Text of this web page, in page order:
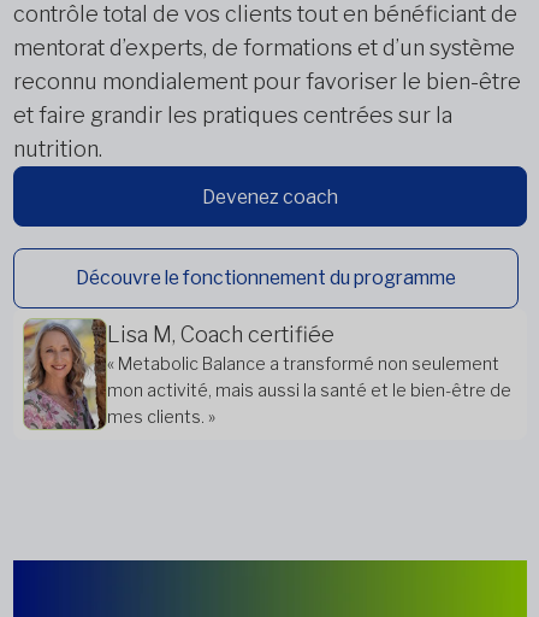
contrôle total de vos clients tout en bénéficiant de
mentorat d’experts, de formations et d’un système
reconnu mondialement pour favoriser le bien-être
et faire grandir les pratiques centrées sur la
nutrition.
Devenez coach
Découvre le fonctionnement du programme
Lisa M, Coach certifiée
« Metabolic Balance a transformé non seulement
mon activité, mais aussi la santé et le bien-être de
mes clients. »